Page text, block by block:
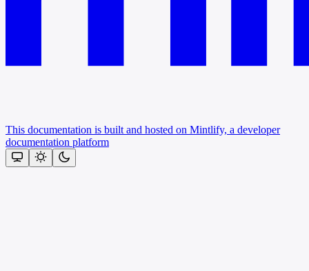
This documentation is built and hosted on Mintlify, a developer
documentation platform